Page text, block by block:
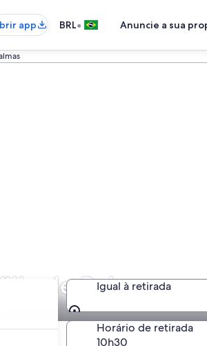
app BRL• Anuncie a sua
de Palmas a
Igual à retirada
Igual à retirada
Horário de retirada